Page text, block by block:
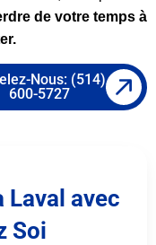
de votre temps à
Nous: (514)
600-5727
Laval avec
Soi